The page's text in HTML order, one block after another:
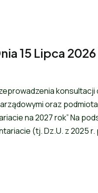
15 Lipca 2026
oraz
na 2027 rok” Na
(tj. Dz.U. z 2025 r.